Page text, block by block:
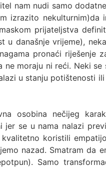
nam nudi samo
izrazito nekulturnim)da
prijateljstva
današnje vrijeme),
pronaći riješenje
moraju ni reći. Neki se
u stanju potištenosti
osobina nečijeg
se u nama nalazi
koristili
nazad. Smatram da
Samo